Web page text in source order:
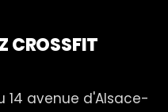
CROSSFIT
14 avenue d'Alsace-